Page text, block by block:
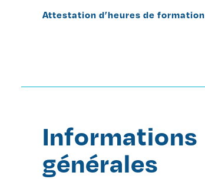
Attestation d’heures de formation
Informations
générales